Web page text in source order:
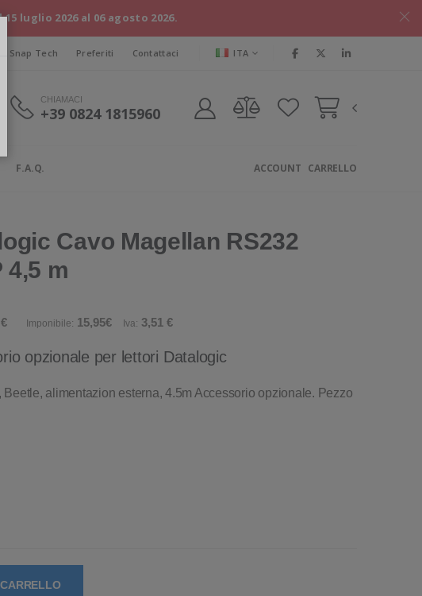
luglio 2026 al 06 agosto 2026.
Snap Tech Preferiti Contattaci ITA
CHIAMACI
+39 0824 1815960
F.A.Q. CARRELLO
ACCOUNT
Cavo Magellan RS232
4,5 m
Imponibile: 15,95€ Iva: 3,51 €
opzionale per lettori Datalogic
alimentazion esterna, 4.5m Accessorio opzionale. Pezzo